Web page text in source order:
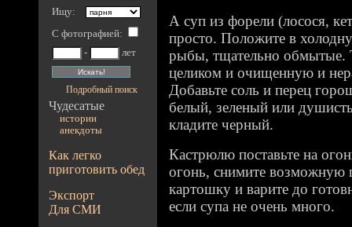
Ищу:
С фотографией:
-
лет
Подробный поиск
Чудесатые
истории
анекдоты
Как легко
приготовить обед
Экспорт
Для СМИ
А суп из форели (лосося,
просто. Положите в
рыбы, тщательно обмытые.
целиком и очищенную и
Добавьте соль и перец
белый, зеленый или
кладите черный.
Кастрюлю поставьте на
огонь, снимите возможную
картошку и варите до
если супа не очень много.